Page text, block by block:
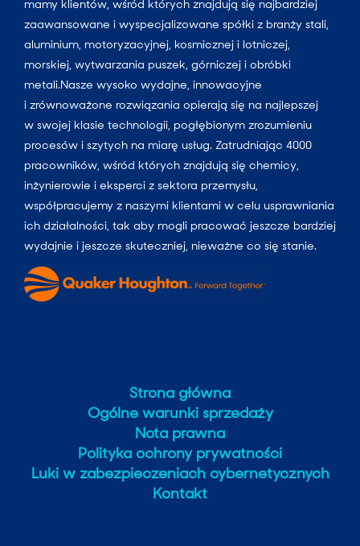
mamy klientów, wśród których znajdują się najbardziej
zaawansowane i wyspecjalizowane spółki z branży stali,
aluminium, motoryzacyjnej, kosmicznej i lotniczej,
morskiej, wytwarzania puszek, górniczej i obróbki
metali.Nasze wysoko wydajne, innowacyjne
i zrównoważone rozwiązania opierają się na najlepszej
w swojej klasie technologii, pogłębionym zrozumieniu
procesów i szytych na miarę usług. Zatrudniając 4000
pracowników, wśród których znajdują się chemicy,
inżynierowie i eksperci z sektora przemysłu,
współpracujemy z naszymi klientami w celu usprawniania
ich działalności, tak aby mogli pracować jeszcze bardziej
wydajnie i jeszcze skuteczniej, nieważne co się stanie.
Strona główna
Ogólne warunki sprzedaży
Nota prawna
Polityka ochrony prywatności
Luki w zabezpieczeniach cybernetycznych
Kontakt